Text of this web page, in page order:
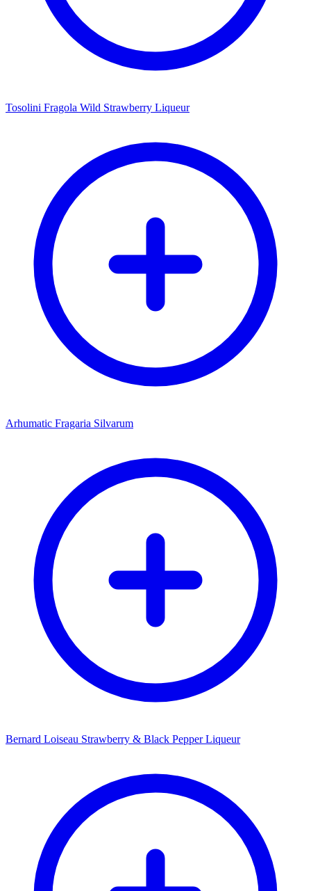
Tosolini Fragola Wild Strawberry Liqueur
Arhumatic Fragaria Silvarum
Bernard Loiseau Strawberry & Black Pepper Liqueur